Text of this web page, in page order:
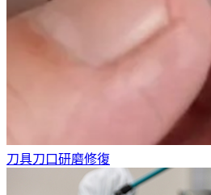
刀具刀口研磨修復